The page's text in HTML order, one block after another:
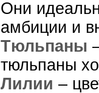
Они
амбиции и
Тюльпаны
тюльпаны
Лилии –